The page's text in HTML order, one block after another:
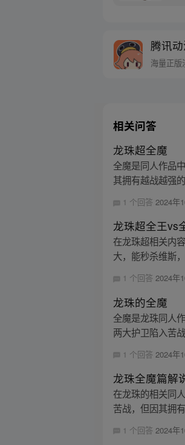
腾讯
海量正版
相关问答
龙珠超全魔
全魔是同人作品
其拥有越战越强
1 个回答2024年
龙珠超全王vs
在龙珠超相关内
大，能秒杀维斯
1 个回答2024年
龙珠的全魔
全魔是龙珠同人
两大护卫陷入苦
1 个回答 2024年
龙珠全魔篇解
在龙珠的相关同
苦战，但因其拥
1 个回答 2024年